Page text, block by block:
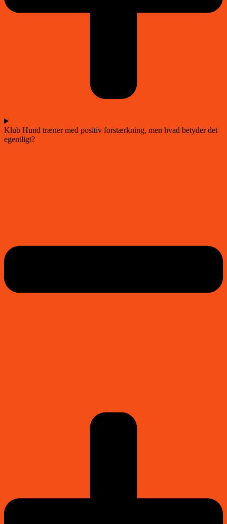
Klub Hund træner med positiv forstærkning, men hvad betyder det
egentligt?